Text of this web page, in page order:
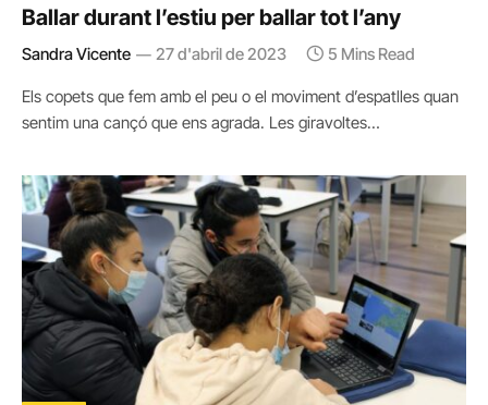
Ballar durant l’estiu per ballar tot l’any
Sandra Vicente 27 d'abril de 2023 5 Mins Read
Els copets que fem amb el peu o el moviment d’espatlles quan
sentim una cançó que ens agrada. Les giravoltes…